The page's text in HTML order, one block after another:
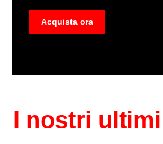
Acquista ora
I nostri